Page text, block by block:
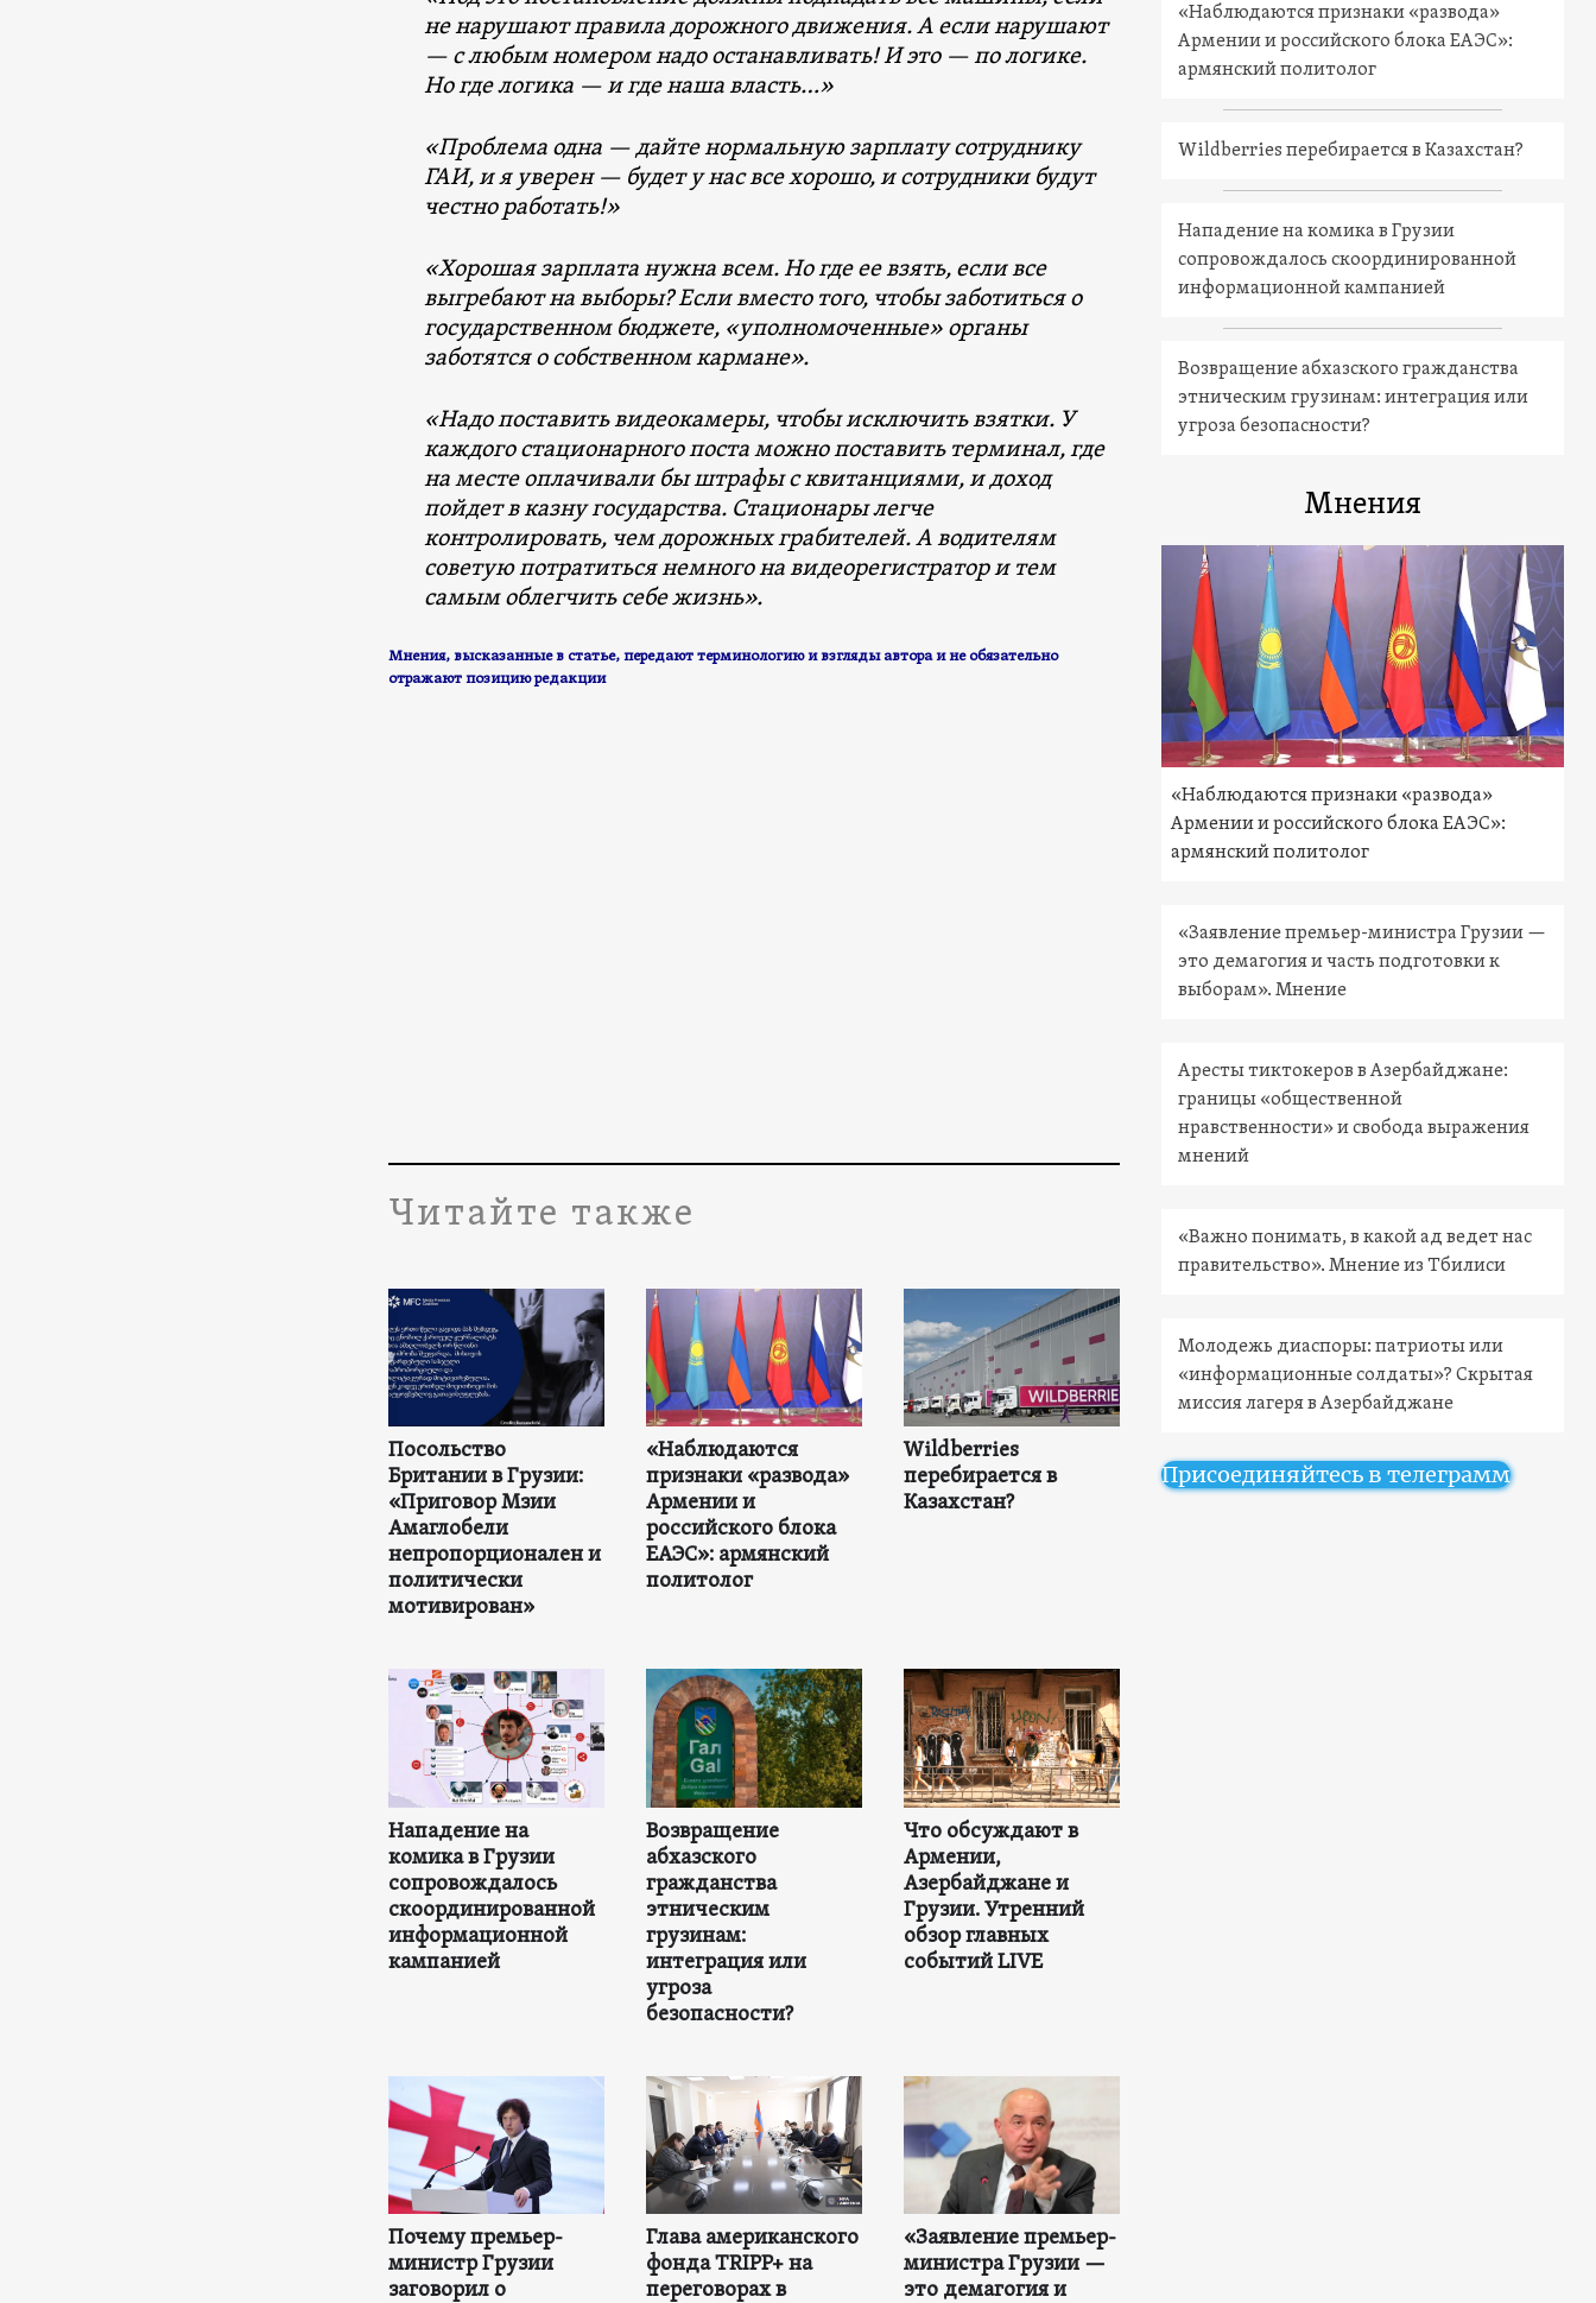
не нарушают правила дорожного движения. А если нарушают
— с любым номером надо останавливать! И это — по логике.
Но где логика — и где наша власть…»
«Проблема одна — дайте нормальную зарплату сотруднику
ГАИ, и я уверен — будет у нас все хорошо, и сотрудники будут
честно работать!»
«Хорошая зарплата нужна всем. Но где ее взять, если все
выгребают на выборы? Если вместо того, чтобы заботиться о
государственном бюджете, «уполномоченные» органы
заботятся о собственном кармане».
«Надо поставить видеокамеры, чтобы исключить взятки. У
каждого стационарного поста можно поставить терминал, где
на месте оплачивали бы штрафы с квитанциями, и доход
пойдет в казну государства. Стационары легче
контролировать, чем дорожных грабителей. А водителям
советую потратиться немного на видеорегистратор и тем
самым облегчить себе жизнь».
Мнения, высказанные в статье, передают терминологию и взгляды авторa и не обязательно
отражают позицию редакции
Читайте также
Посольство
Британии в Грузии:
«Приговор Мзии
Амаглобели
непропорционален и
политически
мотивирован»
«Наблюдаются
признаки «развода»
Армении и
российского блока
ЕАЭС»: армянский
политолог
Wildberries
перебирается в
Казахстан?
Нападение на
комика в Грузии
сопровождалось
скоординированной
информационной
кампанией
Возвращение
абхазского
гражданства
этническим
грузинам:
интеграция или
угроза
безопасности?
Что обсуждают в
Армении,
Азербайджане и
Грузии. Утренний
обзор главных
событий LIVE
Почему премьер-
министр Грузии
заговорил о
Глава американского
фонда TRIPP+ на
переговорах в
«Заявление премьер-
министра Грузии —
это демагогия и
«Наблюдаются признаки «развода»
Армении и российского блока ЕАЭС»:
армянский политолог
Wildberries перебирается в Казахстан?
Нападение на комика в Грузии
сопровождалось скоординированной
информационной кампанией
Возвращение абхазского гражданства
этническим грузинам: интеграция или
угроза безопасности?
Мнения
«Наблюдаются признаки «развода»
Армении и российского блока ЕАЭС»:
армянский политолог
«Заявление премьер-министра Грузии —
это демагогия и часть подготовки к
выборам». Мнение
Аресты тиктокеров в Азербайджане:
границы «общественной
нравственности» и свобода выражения
мнений
«Важно понимать, в какой ад ведет нас
правительство». Мнение из Тбилиси
Молодежь диаспоры: патриоты или
«информационные солдаты»? Скрытая
миссия лагеря в Азербайджане
Присоединяйтесь в телеграмм